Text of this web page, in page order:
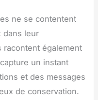
ne se contentent
dans leur
racontent également
un instant
et des messages
de conservation.